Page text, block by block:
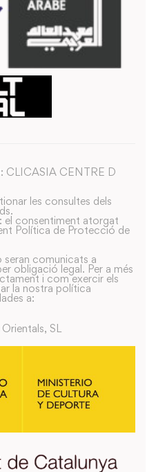
CLICASIA CENTRE D
les consultes dels
el consentiment atorgat
Política de Protecció de
seran comunicats a
obligació legal. Per a més
i com exercir els
la nostra política
a:
SL